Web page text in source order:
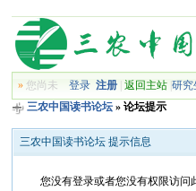
» 您尚未登录 注册 |返回主站 |研究
三农中国读书论坛 » 论坛提示
三农中国读书论坛 提示信息
您没有登录或者您没有权限访问